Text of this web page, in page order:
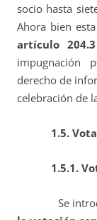
socio hasta
Ahora bien
artículo 204.3
impugnación
derecho de
celebración de
1.5.
1.5.1.
Se